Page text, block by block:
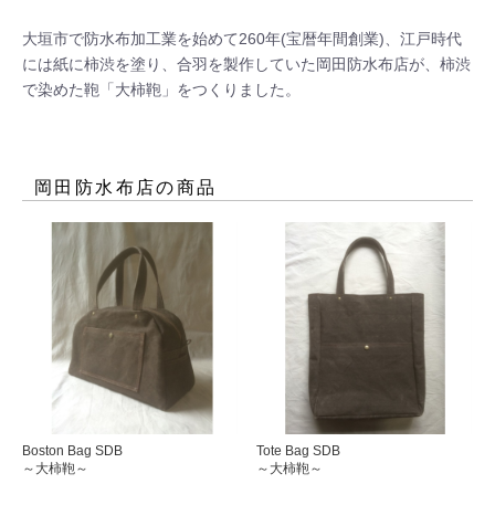
大垣市で防水布加工業を始めて260年(宝暦年間創業)、江戸時代
には紙に柿渋を塗り、合羽を製作していた岡田防水布店が、柿渋
で染めた鞄「大柿鞄」をつくりました。
岡田防水布店の商品
Boston Bag SDB
～大柿鞄～
Tote Bag SDB
～大柿鞄～